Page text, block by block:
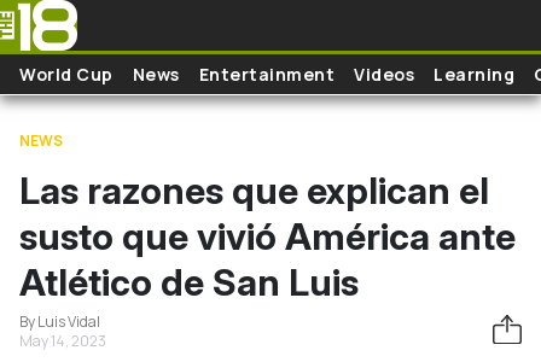
Skip to main content
World Cup News Entertainment Videos Learning
NEWS
Las razones que explican el
susto que vivió América ante
Atlético de San Luis
By Luis Vidal
May 14, 2023